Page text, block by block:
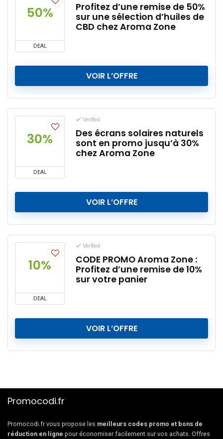
50%
DEAL
Profitez d’une remise de 50%
sur une sélection d’huiles de
CBD chez Aroma Zone
VOIR L’OFFRE
30%
DEAL
Verified
Des écrans solaires naturels
sont en promo jusqu’à 30%
chez Aroma Zone
VOIR L’OFFRE
10%
DEAL
Verified
CODE PROMO Aroma Zone :
Profitez d’une remise de 10%
sur votre panier
VOIR L’OFFRE
Promocodi.fr
Promocodi.fr vous propose les meilleurs codes promo et bons de
réduction en ligne pour économiser facilement sur vos achats. Offres